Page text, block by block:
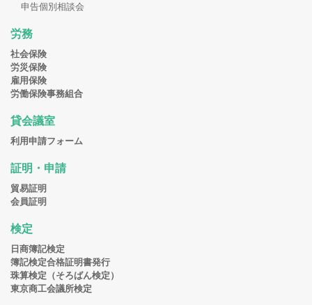
申告個別相談会
労務
社会保険
労災保険
雇用保険
労働保険事務組合
貸会議室
利用申請フォーム
証明・申請
貿易証明
会員証明
検定
日商簿記検定
簿記検定合格証明書発行
珠算検定（そろばん検定）
東京商工会議所検定